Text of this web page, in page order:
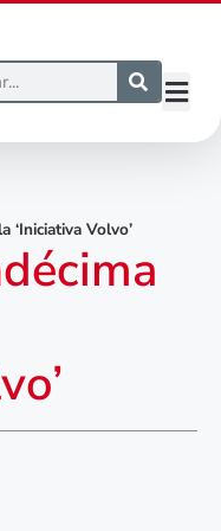
‘Iniciativa Volvo’